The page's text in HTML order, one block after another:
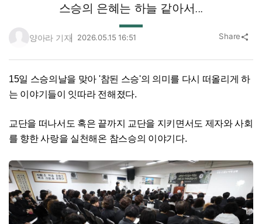
스승의 은혜는 하늘 같아서...
양아라 기자 2026.05.15 16:51 Share share
15일 스승의날을 맞아 '참된 스승'의 의미를 다시 떠올리게 하
는 이야기들이 잇따라 전해졌다.
교단을 떠나서도 혹은 끝까지 교단을 지키면서도 제자와 사회
를 향한 사랑을 실천해온 참스승의 이야기다.